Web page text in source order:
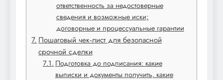
ответственность за недостоверные
сведения и возможные иски;
договорные и процессуальные гарантии
Пошаговый чек‑лист для безопасной
срочной сделки
Подготовка до подписания: какие
выписки и документы получить, какие